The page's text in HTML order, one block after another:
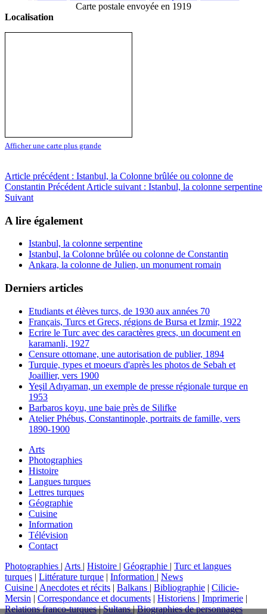
Carte postale envoyée en 1919
Localisation
Afficher une carte plus grande
Article précédent : Istanbul, la Colonne brûlée ou colonne de
Constantin Précédent Article suivant : Istanbul, la colonne serpentine
Suivant
A lire également
Istanbul, la colonne serpentine
Istanbul, la Colonne brûlée ou colonne de Constantin
Ankara, la colonne de Julien, un monument romain
Derniers articles
Etudiants et élèves turcs, de 1930 aux années 70
Français, Turcs et Grecs, régions de Bursa et Izmir, 1922
Ecrire le Turc avec des caractères grecs, un document en
karamanli, 1927
Censure ottomane, une autorisation de publier, 1894
Turquie, types et moeurs d'après les photos de Sebah et
Joaillier, vers 1900
Yeşil Adıyaman, un exemple de presse régionale turque en
1953
Barbaros koyu, une baie près de Silifke
Atelier Phébus, Constantinople, portraits de famille, vers
1890-1900
Arts
Photographies
Histoire
Langues turques
Lettres turques
Géographie
Cuisine
Information
Télévision
Contact
Photographies | Arts | Histoire | Géographie | Turc et langues
turques | Littérature turque | Information | News
Cuisine | Anecdotes et récits | Balkans | Bibliographie | Cilicie-
Mersin | Correspondance et documents | Historiens | Imprimerie |
Relations franco-turques|Sultans|Biographies de personnages